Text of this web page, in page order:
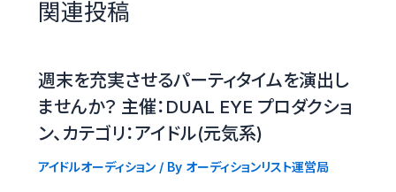
関連投稿
週末を充実させるパーティタイムを演出し
ませんか？ 主催：DUAL EYE プロダクショ
ン、カテゴリ：アイドル(元気系)
アイドルオーディション/ By オーディションリスト運営局